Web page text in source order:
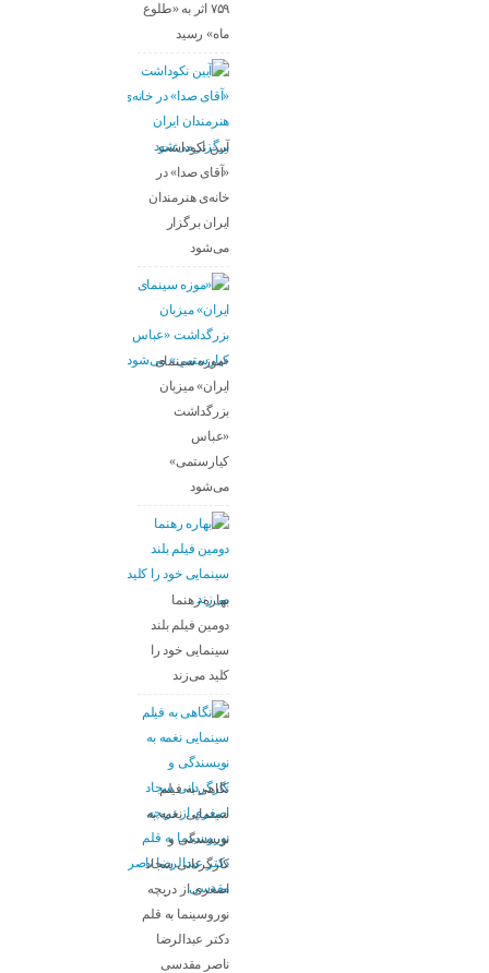
۷۵۹ اثر به «طلوع
ماه» رسید
آیین نکوداشت
«آقای صدا» در
خانه‌ی هنرمندان
ایران برگزار
می‌شود
«موزه سینمای
ایران» میزبان
بزرگداشت
«عباس
کیارستمی»
می‌شود
بهاره رهنما
دومین فیلم بلند
سینمایی خود را
کلید می‌زند
نگاهی به فیلم
سینمایی نغمه به
نویسندگی و
کارگردانی سجاد
اصغری از دریچه
نوروسینما به قلم
دکتر عبدالرضا
ناصر مقدسی